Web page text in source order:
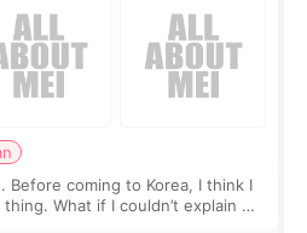
Before coming to Korea, I think I
What if I couldn’t explain my